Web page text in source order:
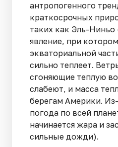
антропогенного
краткосрочных
таких как Эль-
явление, при
экваториальной
сильно теплеет.
сгоняющие теплую
слабеют, и масса
берегам Америки.
погода по всей
начинается жара и
сильные дожди).